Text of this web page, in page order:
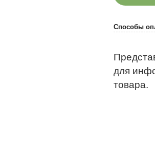
Способы
для
товара.